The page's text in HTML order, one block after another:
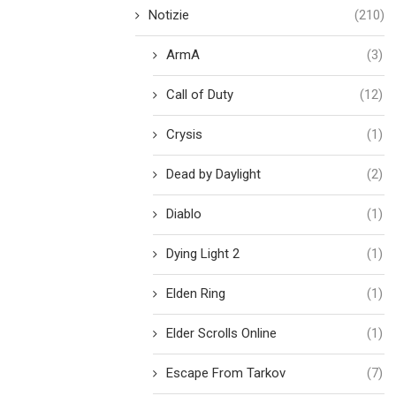
Notizie (210)
ArmA (3)
Call of Duty (12)
Crysis (1)
Dead by Daylight (2)
Diablo (1)
Dying Light 2 (1)
Elden Ring (1)
Elder Scrolls Online (1)
Escape From Tarkov (7)